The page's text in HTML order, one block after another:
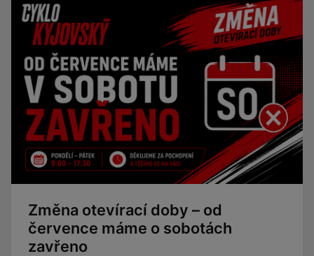
Změna otevírací doby – od
července máme o sobotách
zavřeno